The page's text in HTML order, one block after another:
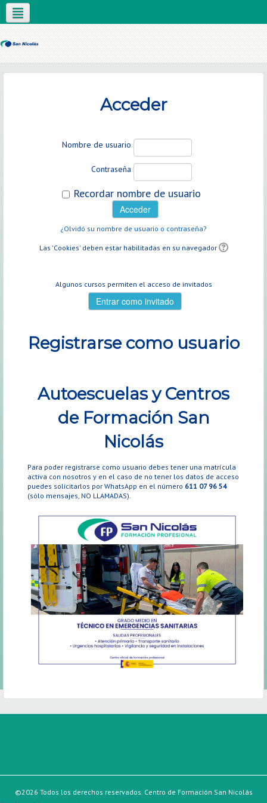
Acceder
Nombre de usuario
Contraseña
Recordar nombre de usuario
¿Olvidó su nombre de usuario o contraseña?
Las 'Cookies' deben estar habilitadas en su navegador
Algunos cursos permiten el acceso de invitados
Registrarse como usuario
Autoescuelas y Centros
de Formación San
Nicolás
Para poder registrarse como usuario debes tener una matrícula
activa con nosotros y en el caso de no tener los datos de acceso
puedes solicitarlos por WhatsApp en el número 611 07 96 54
(sólo mensajes, NO LLAMADAS).
©2026 Todos los derechos reservados. Centro de Formación San Nicolás